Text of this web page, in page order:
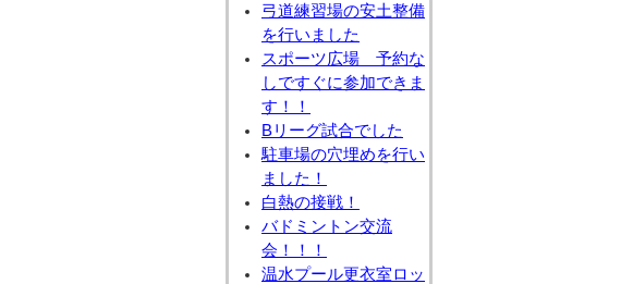
弓道練習場の安土整備
を行いました
スポーツ広場 予約な
しですぐに参加できま
す！！
Bリーグ試合でした
駐車場の穴埋めを行い
ました！
白熱の接戦！
バドミントン交流
会！！！
温水プール更衣室ロッ